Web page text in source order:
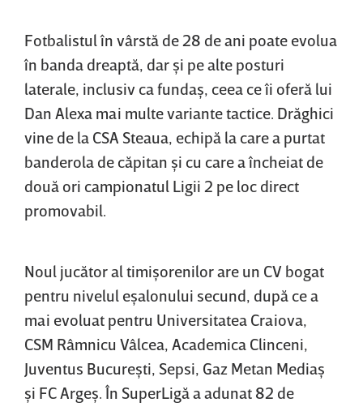
Fotbalistul în vârstă de 28 de ani poate evolua
în banda dreaptă, dar şi pe alte posturi
laterale, inclusiv ca fundaş, ceea ce îi oferă lui
Dan Alexa mai multe variante tactice. Drăghici
vine de la CSA Steaua, echipă la care a purtat
banderola de căpitan şi cu care a încheiat de
două ori campionatul Ligii 2 pe loc direct
promovabil.
Noul jucător al timişorenilor are un CV bogat
pentru nivelul eşalonului secund, după ce a
mai evoluat pentru Universitatea Craiova,
CSM Râmnicu Vâlcea, Academica Clinceni,
Juventus Bucureşti, Sepsi, Gaz Metan Mediaş
şi FC Argeş. În SuperLigă a adunat 82 de